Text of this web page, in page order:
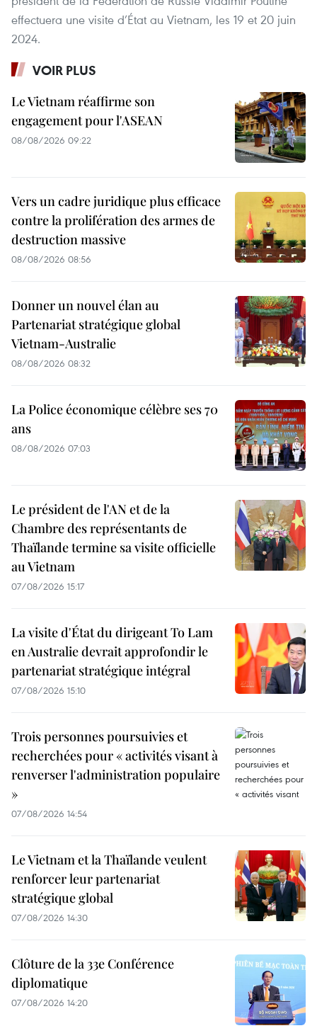
effectuera une visite d’État au Vietnam, les 19 et 20 juin
2024.
VOIR PLUS
Le Vietnam réaffirme son
engagement pour l'ASEAN
08/08/2026 09:22
Vers un cadre juridique plus efficace
contre la prolifération des armes de
destruction massive
08/08/2026 08:56
Donner un nouvel élan au
Partenariat stratégique global
Vietnam-Australie
08/08/2026 08:32
La Police économique célèbre ses 70
ans
08/08/2026 07:03
Le président de l'AN et de la
Chambre des représentants de
Thaïlande termine sa visite officielle
au Vietnam
07/08/2026 15:17
La visite d'État du dirigeant To Lam
en Australie devrait approfondir le
partenariat stratégique intégral
07/08/2026 15:10
Trois personnes poursuivies et
recherchées pour « activités visant à
renverser l'administration populaire
»
07/08/2026 14:54
Le Vietnam et la Thaïlande veulent
renforcer leur partenariat
stratégique global
07/08/2026 14:30
Clôture de la 33e Conférence
diplomatique
07/08/2026 14:20